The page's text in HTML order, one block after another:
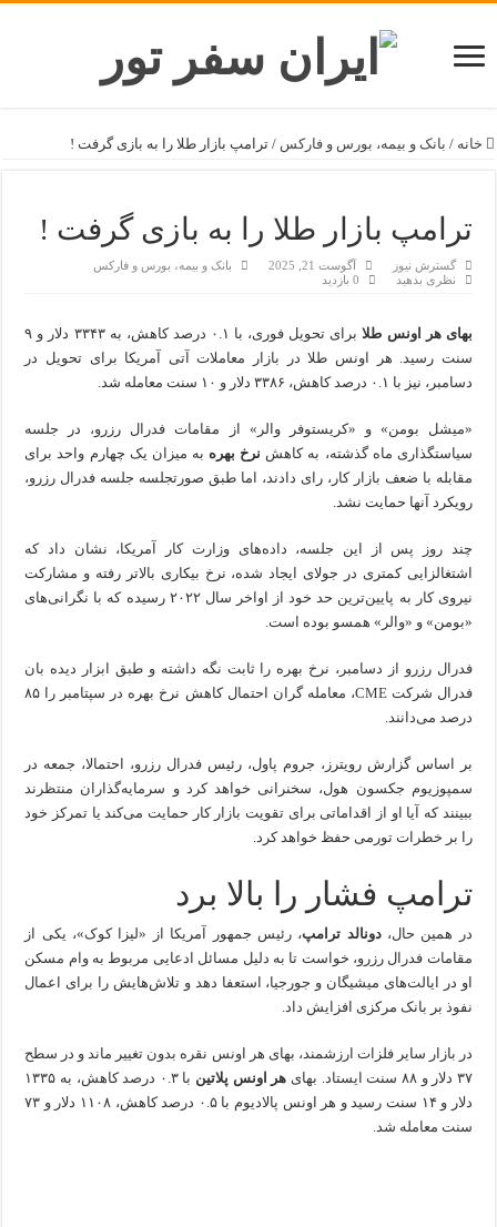
خانه / بانک و بیمه، بورس و فارکس / ترامپ بازار طلا را به بازی گرفت !
ترامپ بازار طلا را به بازی گرفت !
گسترش نیوز آگوست 21, 2025
بانک و بیمه، بورس و فارکس
نظری بدهید
0 بازدید
بهای هر اونس طلا
برای تحویل فوری، با ۰.۱ درصد کاهش، به ۳۳۴۳ دلار و ۹
سنت رسید. هر اونس طلا در بازار معاملات آتی آمریکا برای تحویل در
دسامبر، نیز با ۰.۱ درصد کاهش، ۳۳۸۶ دلار و ۱۰ سنت معامله شد.
«میشل بومن» و «کریستوفر والر» از مقامات فدرال رزرو، در جلسه
سیاستگذاری ماه گذشته، به کاهش نرخ بهره به میزان یک چهارم واحد برای
مقابله با ضعف بازار کار، رای دادند، اما طبق صورتجلسه جلسه فدرال رزرو،
رویکرد آنها حمایت نشد.
چند روز پس از این جلسه، داده‌های وزارت کار آمریکا، نشان داد که
اشتغالزایی کمتری در جولای ایجاد شده، نرخ بیکاری بالاتر رفته و مشارکت
نیروی کار به پایین‌ترین حد خود از اواخر سال ۲۰۲۲ رسیده که با نگرانی‌های
«بومن» و «والر» همسو بوده است.
فدرال رزرو از دسامبر، نرخ بهره را ثابت نگه داشته و طبق ابزار دیده بان
فدرال شرکت CME، معامله گران احتمال کاهش نرخ بهره در سپتامبر را ۸۵
درصد می‌دانند.
بر اساس گزارش رویترز، جروم پاول، رئیس فدرال رزرو، احتمالا، جمعه در
سمپوزیوم جکسون هول، سخنرانی خواهد کرد و سرمایه‌گذاران منتظرند
ببینند که آیا او از اقداماتی برای تقویت بازار کار حمایت می‌کند یا تمرکز خود
را بر خطرات تورمی حفظ خواهد کرد.
ترامپ فشار را بالا برد
در همین حال،دونالد ترامپ، رئیس جمهور آمریکا از «لیزا کوک»، یکی از
مقامات فدرال رزرو، خواست تا به دلیل مسائل ادعایی مربوط به وام مسکن
او در ایالت‌های میشیگان و جورجیا، استعفا دهد و تلاش‌هایش را برای اعمال
نفوذ بر بانک مرکزی افزایش داد.
در بازار سایر فلزات ارزشمند، بهای هر اونس نقره بدون تغییر ماند و در سطح
۳۷ دلار و ۸۸ سنت ایستاد. بهای
هر اونس پلاتین
با ۰.۳ درصد کاهش، به ۱۳۳۵
دلار و ۱۴ سنت رسید و هر اونس پالادیوم با ۰.۵ درصد کاهش، ۱۱۰۸ دلار و ۷۳
سنت معامله شد.